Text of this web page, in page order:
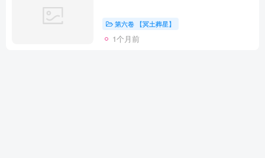
第六卷 【冥土葬星】
1个月前